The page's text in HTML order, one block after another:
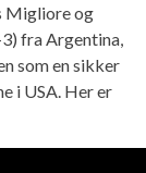
Migliore og
fra Argentina,
som en sikker
i USA. Her er